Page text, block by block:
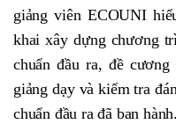
giảng viên ECOUNI
khai xây dựng chương
chuẩn đầu ra, đề
giảng dạy và kiểm tra
chuẩn đầu ra đã ban hành.